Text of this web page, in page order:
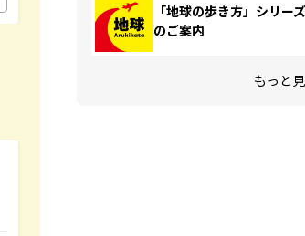
「地球の歩き方」シリー
のご案内
もっと